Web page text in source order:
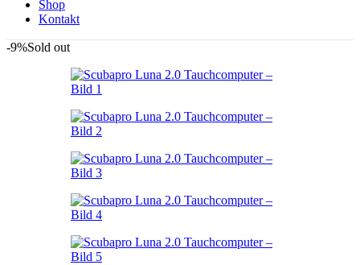
Shop
Kontakt
-9%Sold out